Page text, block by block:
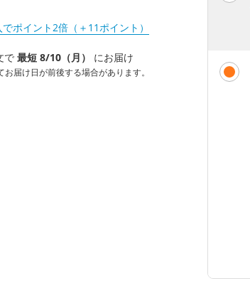
ポイント2倍（＋11ポイント）
で 最短 8/10（月） にお届け
届け日が前後する場合があります。